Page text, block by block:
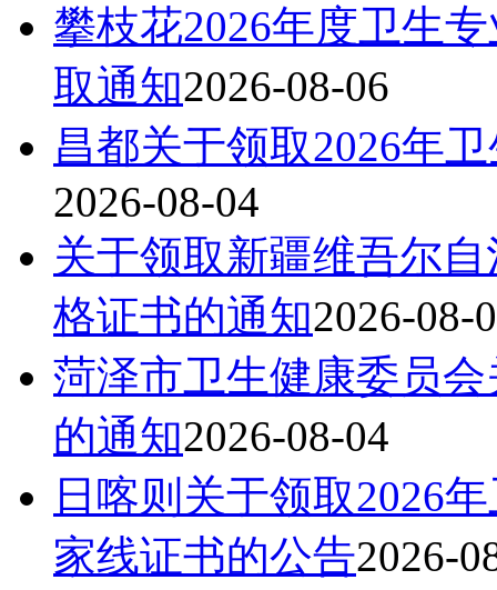
攀枝花2026年度卫生
取通知2026-08-06
昌都关于领取2026年
2026-08-04
关于领取新疆维吾尔
格证书的通知2026-08-
菏泽市卫生健康委员
的通知2026-08-04
日喀则关于领取2026
家线证书的公告2026-